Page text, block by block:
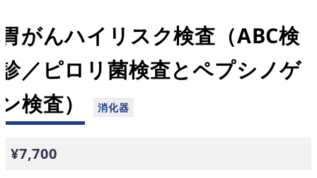
胃がんハイリスク検査（ABC検
診／ピロリ菌検査とペプシノゲ
ン検査）
¥7,700